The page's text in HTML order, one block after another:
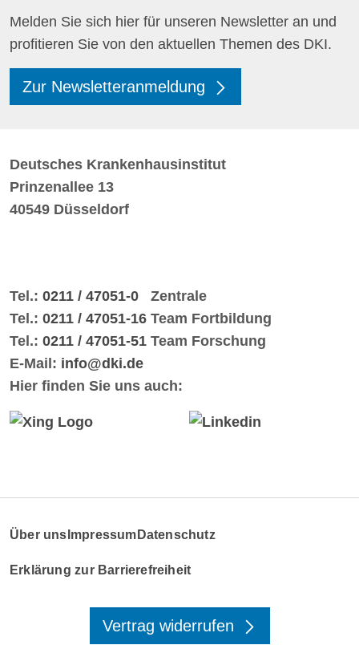
Melden Sie sich hier für unseren Newsletter an und
profitieren Sie von den aktuellen Themen des DKI.
Zur Newsletteranmeldung
Deutsches Krankenhausinstitut
Prinzenallee 13
40549 Düsseldorf
Tel.: 0211 / 47051-0 Zentrale
Tel.: 0211 / 47051-16 Team Fortbildung
Tel.: 0211 / 47051-51 Team Forschung
E-Mail: info@dki.de
Hier finden Sie uns auch:
Über uns Impressum Datenschutz
Erklärung zur Barrierefreiheit
Vertrag widerrufen